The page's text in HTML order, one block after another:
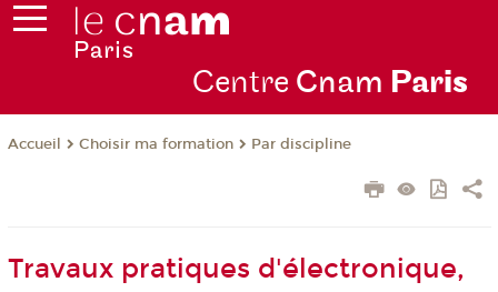
Centre Cnam Paris
Accueil Choisir ma formation Par discipline
Travaux pratiques d'électronique,